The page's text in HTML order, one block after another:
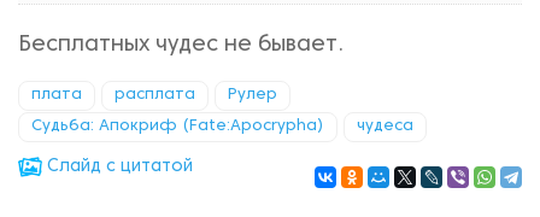
Бесплатных чудес не бывает.
плата расплата Рулер
Судьба: Апокриф (Fate:Apocrypha) чудеса
Cлайд с цитатой